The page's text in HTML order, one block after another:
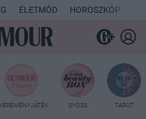
ÉLETMÓD HOROSZKÓP
SYOSS TAROT